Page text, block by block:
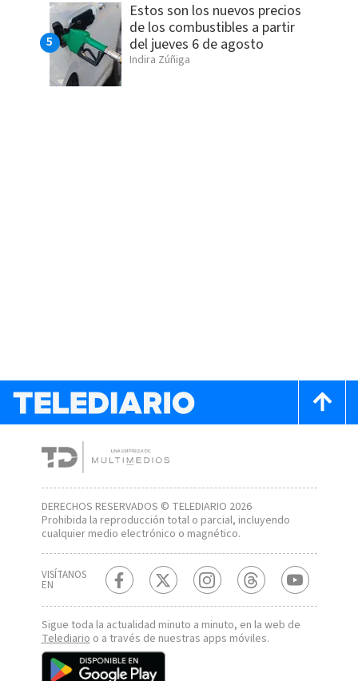
Estos son los nuevos precios
de los combustibles a partir
del jueves 6 de agosto
Indira Zúñiga
DERECHOS RESERVADOS © TELEDIARIO 2026
Prohibida la reproducción total o parcial, incluyendo
cualquier medio electrónico o magnético.
VISÍTANOS
EN
Sigue toda la actualidad minuto a minuto, en la web de
Telediarioo a través de nuestras apps móviles.